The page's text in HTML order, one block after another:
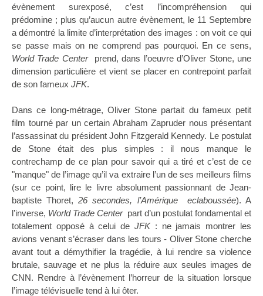
évènement surexposé, c’est l’incompréhension qui
prédomine ; plus qu’aucun autre évènement, le 11 Septembre
a démontré la limite d’interprétation des images : on voit ce qui
se passe mais on ne comprend pas pourquoi. En ce sens,
World Trade Centerprend, dans l’oeuvre d’Oliver Stone, une
dimension particulière et vient se placer en contrepoint parfait
de son fameux JFK.
Dans ce long-métrage, Oliver Stone partait du fameux petit
film tourné par un certain Abraham Zapruder nous présentant
l’assassinat du président John Fitzgerald Kennedy. Le postulat
de Stone était des plus simples : il nous manque le
contrechamp de ce plan pour savoir qui a tiré et c’est de ce
"manque" de l’image qu’il va extraire l’un de ses meilleurs films
(sur ce point, lire le livre absolument passionnant de Jean-
baptiste Thoret,26 secondes, l’Amérique eclaboussée). A
l’inverse, World Trade Centerpart d’un postulat fondamental et
totalement opposé à celui de JFK : ne jamais montrer les
avions venant s’écraser dans les tours - Oliver Stone cherche
avant tout a démythifier la tragédie, à lui rendre sa violence
brutale, sauvage et ne plus la réduire aux seules images de
CNN. Rendre à l’évènement l’horreur de la situation lorsque
l’image télévisuelle tend à lui ôter.